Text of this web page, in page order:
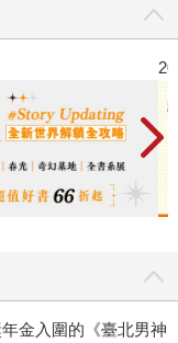
金入圍的《臺北男神